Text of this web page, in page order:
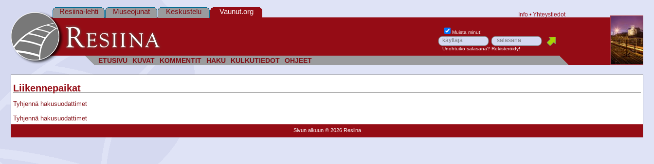
ETUSIVU KUVAT KOMMENTIT HAKU KULKUTIEDOT OHJEET
Resiina-lehti Museojunat Keskustelu Vaunut.org Info • Yhteystiedot
Muista minut!
Unohtuiko salasana? Rekisteröidy!
Liikennepaikat
Tyhjennä hakusuodattimet
Tyhjennä hakusuodattimet
Sivun alkuun © 2026 Resiina